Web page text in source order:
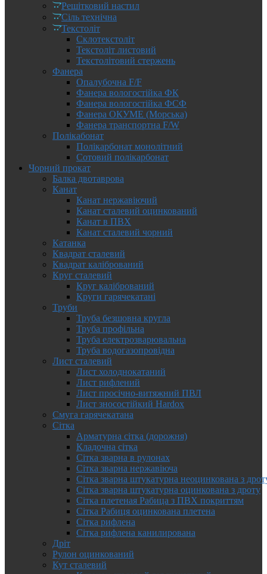
Решітковий настил
Сіль технічна
Текстоліт
Склотекстоліт
Текстоліт листовий
Текстолітовий стержень
Фанера
Опалубочна F/F
Фанера вологостійка ФК
Фанера вологостійка ФСФ
Фанера ОКУМЕ (Морська)
Фанера транспортна F/W
Полікабонат
Полікарбонат монолітний
Сотовий полікарбонат
Чорний прокат
Балка двотаврова
Канат
Канат нержавіючий
Канат сталевий оцинкований
Канат в ПВХ
Канат сталевий чорний
Катанка
Квадрат сталевий
Квадрат калібрований
Круг сталевий
Круг калібрований
Круги гарячекатані
Труби
Труба безшовна кругла
Труба профільна
Труба електрозварювальна
Труба водогазопровідна
Лист сталевий
Лист холоднокатаний
Лист рифлений
Лист просічно-витяжний ПВЛ
Лист зносостійкий Hardox
Смуга гарячекатана
Сітка
Арматурна сітка (дорожня)
Кладочна сітка
Сітка зварна в рулонах
Сітка зварна нержавіюча
Сітка зварна штукатурна неоцинкована з
Сітка зварна штукатурна оцинкована з дроту
Сітка плетеная Рабица з ПВХ покриттям
Сітка Рабиця оцинкована плетена
Сітка рифлена
Сітка рифлена канилирована
Дріт
Рулон оцинкований
Кут сталевий